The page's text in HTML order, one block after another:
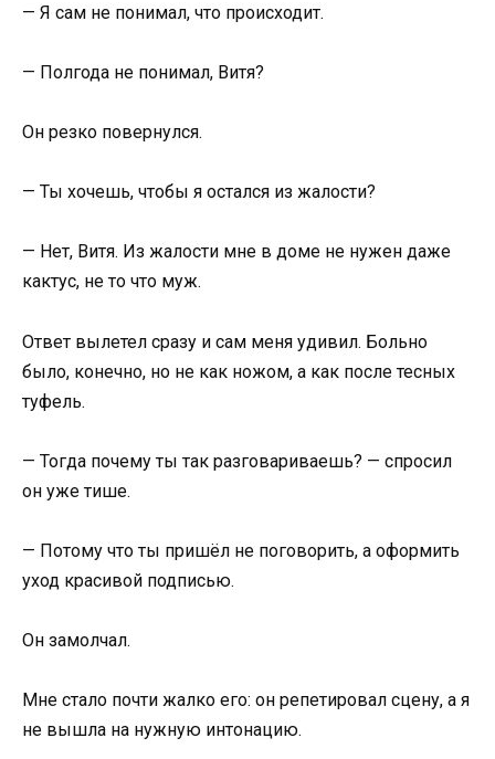
— Я сам не понимал, что происходит.
— Полгода не понимал, Витя?
Он резко повернулся.
— Ты хочешь, чтобы я остался из жалости?
— Нет, Витя. Из жалости мне в доме не нужен даже
кактус, не то что муж.
Ответ вылетел сразу и сам меня удивил. Больно
было, конечно, но не как ножом, а как после тесных
туфель.
— Тогда почему ты так разговариваешь? — спросил
он уже тише.
— Потому что ты пришёл не поговорить, а оформить
уход красивой подписью.
Он замолчал.
Мне стало почти жалко его: он репетировал сцену, а я
не вышла на нужную интонацию.